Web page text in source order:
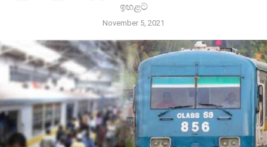
ඉහළට
November 5, 2021